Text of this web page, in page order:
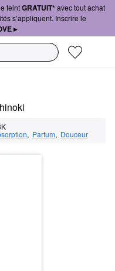
teintGRATUIT*avec tout achat
s’appliquent. Inscrire le
▸
, Parfum, Douceur